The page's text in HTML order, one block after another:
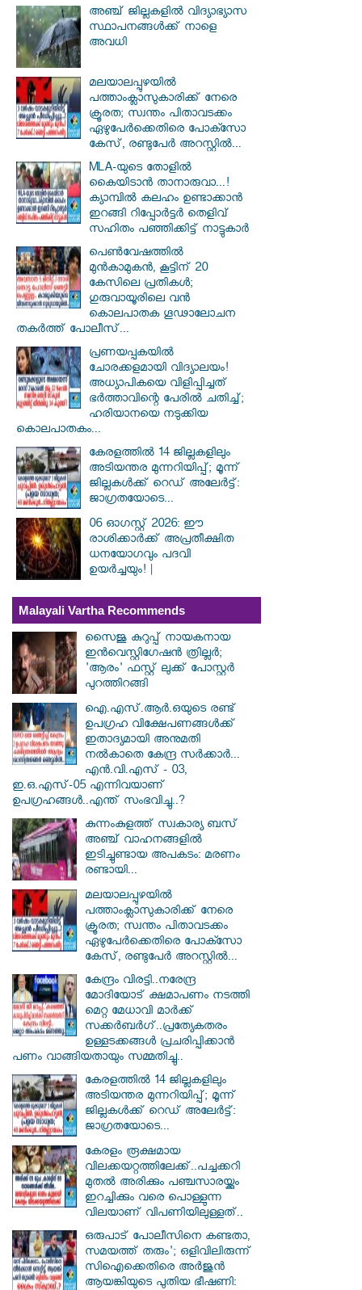
അഞ്ച് ജില്ലകളില്‍ വിദ്യാഭ്യാസ
സ്ഥാപനങ്ങള്‍ക്ക് നാളെ
അവധി
മലയാലപ്പുഴയിൽ
പത്താംക്ലാസുകാരിക്ക് നേരെ
ക്രൂരത; സ്വന്തം പിതാവടക്കം
ഏഴുപേർക്കെതിരെ പോക്സോ
കേസ്, രണ്ടുപേർ അറസ്റ്റിൽ...
MLA-യുടെ തോളിൽ
കൈയിടാൻ താനാരുവാ...!
ക്യാമ്പിൽ കലഹം ഉണ്ടാക്കാൻ
ഇറങ്ങി റിപ്പോർട്ടർ തെളിവ്
സഹിതം പഞ്ഞിക്കിട്ട് നാട്ടുകാർ
പെൺവേഷത്തിൽ
മുൻകാമുകൻ, കൂട്ടിന് 20
കേസിലെ പ്രതികൾ;
ഗുരുവായൂരിലെ വൻ
കൊലപാതക ഗൂഢാലോചന
തകർത്ത് പോലീസ്...
പ്രണയപ്പകയിൽ
ചോരക്കളമായി വിദ്യാലയം!
അധ്യാപികയെ വിളിപ്പിച്ചത്
ഭർത്താവിന്റെ പേരിൽ ചതിച്ച്;
ഹരിയാനയെ നടുക്കിയ
കൊലപാതകം...
കേരളത്തിൽ 14 ജില്ലകളിലും
അടിയന്തര മുന്നറിയിപ്പ്; മൂന്ന്
ജില്ലകൾക്ക് റെഡ് അലേർട്ട്:
ജാഗ്രതയോടെ...
06 ഓഗസ്റ്റ് 2026: ഈ
രാശിക്കാർക്ക് അപ്രതീക്ഷിത
ധനയോഗവും പദവി
ഉയർച്ചയും! |
Malayali Vartha Recommends
സൈജു കുറുപ്പ് നായകനായ
ഇൻവെസ്റ്റിഗേഷൻ ത്രില്ലർ;
'ആരം' ഫസ്റ്റ് ലുക്ക് പോസ്റ്റർ
പുറത്തിറങ്ങി
ഐ.എസ്.ആർ.ഒയുടെ രണ്ട്
ഉപഗ്രഹ വിക്ഷേപണങ്ങൾക്ക്
ഇതാദ്യമായി അനുമതി
നൽകാതെ കേന്ദ്ര സർക്കാർ...
എൻ.വി.എസ് - 03,
ഇ.ഒ.എസ്-05 എന്നിവയാണ്
ഉപഗ്രഹങ്ങൾ..എന്ത് സംഭവിച്ചു..?
കുന്നംകുളത്ത് സ്വകാര്യ ബസ്
അഞ്ച് വാഹനങ്ങളിൽ
ഇടിച്ചുണ്ടായ അപകടം: മരണം
രണ്ടായി...
മലയാലപ്പുഴയിൽ
പത്താംക്ലാസുകാരിക്ക് നേരെ
ക്രൂരത; സ്വന്തം പിതാവടക്കം
ഏഴുപേർക്കെതിരെ പോക്സോ
കേസ്, രണ്ടുപേർ അറസ്റ്റിൽ...
കേന്ദ്രം വിരട്ടി..നരേന്ദ്ര
മോദിയോട് ക്ഷമാപണം നടത്തി
മെറ്റ മേധാവി മാർക്ക്
സക്കർബർ​ഗ്..പ്രത്യേകതരം
ഉള്ളടക്കങ്ങൾ പ്രചരിപ്പിക്കാൻ
പണം വാങ്ങിയതായും സമ്മതിച്ചു..
കേരളത്തിൽ 14 ജില്ലകളിലും
അടിയന്തര മുന്നറിയിപ്പ്; മൂന്ന്
ജില്ലകൾക്ക് റെഡ് അലേർട്ട്:
ജാഗ്രതയോടെ...
കേരളം രൂക്ഷമായ
വിലക്കയറ്റത്തിലേക്ക്..പച്ചക്കറി
മുതൽ അരിക്കും പഞ്ചസാരയ്ക്കും
ഇറച്ചിക്കും വരെ പൊള്ളുന്ന
വിലയാണ് വിപണിയിലുള്ളത്..
ഒരുപാട് പോലീസിനെ കണ്ടതാ,
സമയത്ത് തരും'; ഒളിവിലിരുന്ന്
സിഐക്കെതിരെ അർജുൻ
ആയങ്കിയുടെ പുതിയ ഭീഷണി: